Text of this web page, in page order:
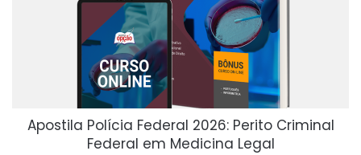
Apostila Polícia Federal 2026: Perito Criminal
Federal em Medicina Legal